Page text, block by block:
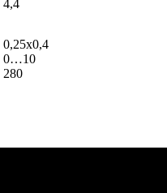
4,4
0,25х0,4
0…10
280